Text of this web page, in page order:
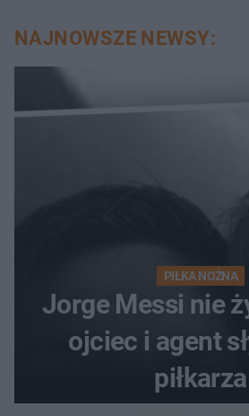
NAJNOWSZE NEWSY:
PIŁKA NOŻNA
Jorge Messi nie
ojciec i agent
piłkarza